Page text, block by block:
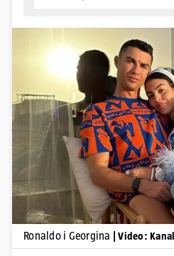
Pokretanje
Ronaldo i Georgina | Video: